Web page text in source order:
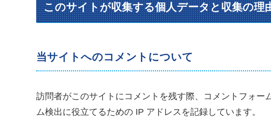
このサイトが収集する個人データと収集の理
当サイトへのコメントについて
訪問者がこのサイトにコメントを残す際、コメントフォー
ム検出に役立てるための IP アドレスを記録しています。